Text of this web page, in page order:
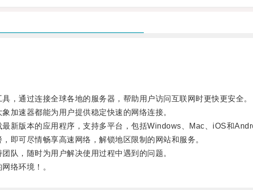
通过连接全球各地的服务器，帮助用户访问互联网时更快更安全。
速器都能为用户提供稳定快速的网络连接。
版本的应用程序，支持多平台，包括Windows、Mac、iOS和
可尽情畅享高速网络，解锁地区限制的网站和服务。
，随时为用户解决使用过程中遇到的问题。
络环境！。